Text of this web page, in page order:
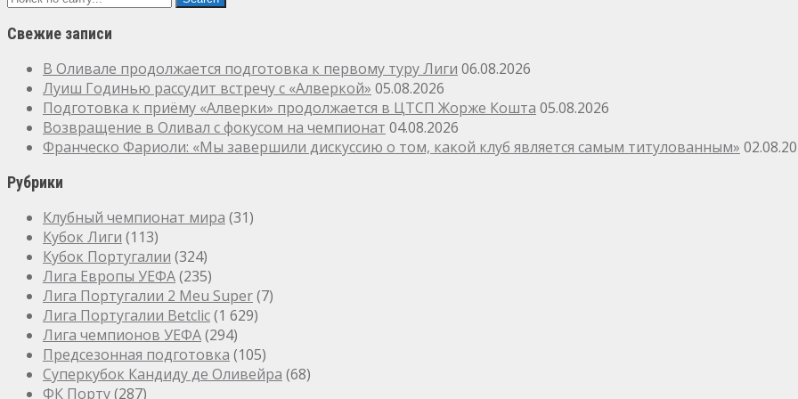
Свежие записи
В Оливале продолжается подготовка к первому туру Лиги 06.08.2026
Луиш Годинью рассудит встречу с «Алверкой» 05.08.2026
Подготовка к приёму «Алверки» продолжается в ЦТСП Жорже Кошта 05.08.2026
Возвращение в Оливал с фокусом на чемпионат 04.08.2026
Франческо Фариоли: «Мы завершили дискуссию о том, какой клуб является самым титулованным»
Рубрики
Клубный чемпионат мира (31)
Кубок Лиги (113)
Кубок Португалии (324)
Лига Европы УЕФА(235)
Лига Португалии 2 Meu Super(7)
Лига Португалии Betclic(1 629)
Лига чемпионов УЕФА(294)
Предсезонная подготовка (105)
Суперкубок Кандиду де Оливейра (68)
ФК Порту(287)